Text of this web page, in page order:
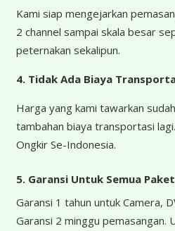
Kami siap mengejarkan
2 channel sampai skala besar
peternakan sekalipun.
4. Tidak Ada Biaya
Harga yang kami tawarkan
tambahan biaya transportasi
Ongkir Se-Indonesia.
5. Garansi Untuk Semua Paket
Garansi 1 tahun untuk Camera,
Garansi 2 minggu pemasangan.